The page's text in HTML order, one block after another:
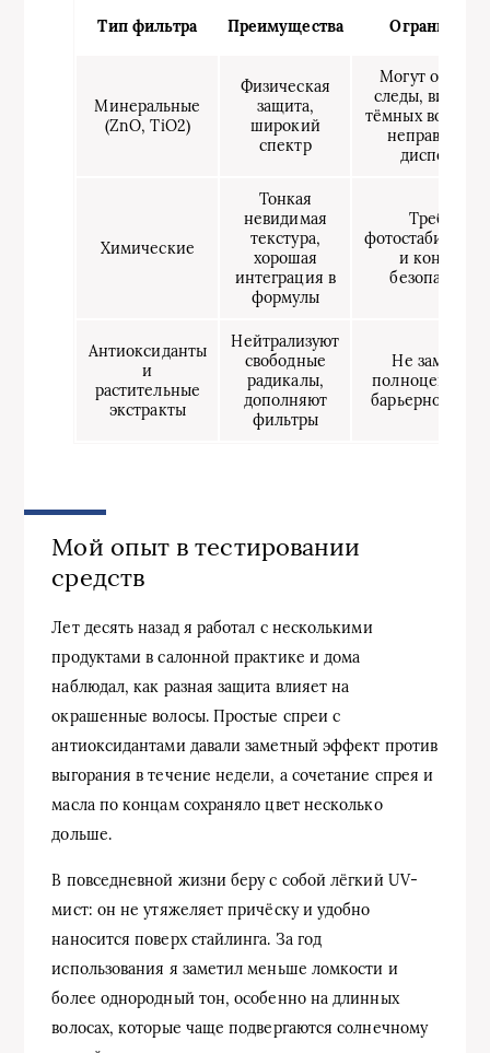
Тип фильтра Преимущества
Минеральные
(ZnO, TiO2)
Физическая
защита,
широкий
спектр
Могут
следы, видимы
тёмных волосах
дисперсии
Химические
Тонкая
невидимая
текстура,
хорошая
интеграция в
формулы
Требуют
и контроля
Антиоксиданты
и
растительные
экстракты
Нейтрализуют
свободные
радикалы,
дополняют
фильтры
Не заменяют
полноценной
барьерной
Мой опыт в тестировании
средств
Лет десять назад я работал с несколькими
продуктами в салонной практике и дома
наблюдал, как разная защита влияет на
окрашенные волосы. Простые спреи с
антиоксидантами давали заметный эффект против
выгорания в течение недели, а сочетание спрея и
масла по концам сохраняло цвет несколько
дольше.
В повседневной жизни беру с собой лёгкий UV-
мист: он не утяжеляет причёску и удобно
наносится поверх стайлинга. За год
использования я заметил меньше ломкости и
более однородный тон, особенно на длинных
волосах, которые чаще подвергаются солнечному